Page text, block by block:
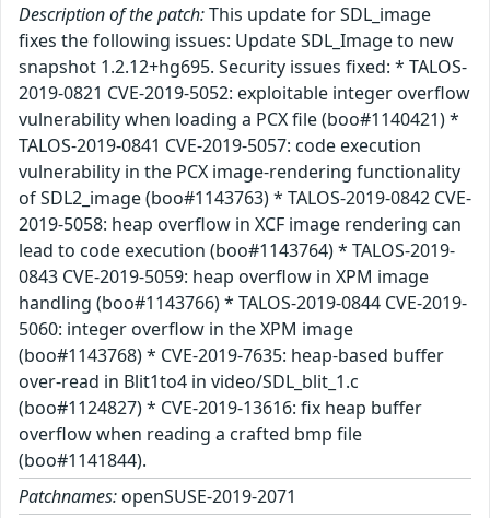
Description of the patch:This update for SDL_image
fixes the following issues: Update SDL_Image to new
snapshot 1.2.12+hg695. Security issues fixed: * TALOS-
2019-0821 CVE-2019-5052: exploitable integer overflow
vulnerability when loading a PCX file (boo#1140421) *
TALOS-2019-0841 CVE-2019-5057: code execution
vulnerability in the PCX image-rendering functionality
of SDL2_image (boo#1143763) * TALOS-2019-0842 CVE-
2019-5058: heap overflow in XCF image rendering can
lead to code execution (boo#1143764) * TALOS-2019-
0843 CVE-2019-5059: heap overflow in XPM image
handling (boo#1143766) * TALOS-2019-0844 CVE-2019-
5060: integer overflow in the XPM image
(boo#1143768) * CVE-2019-7635: heap-based buffer
over-read in Blit1to4 in video/SDL_blit_1.c
(boo#1124827) * CVE-2019-13616: fix heap buffer
overflow when reading a crafted bmp file
(boo#1141844).
Patchnames: openSUSE-2019-2071